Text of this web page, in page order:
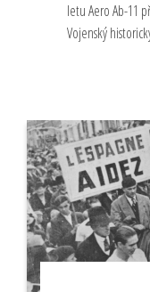
letu Aero Ab-11
Vojenský